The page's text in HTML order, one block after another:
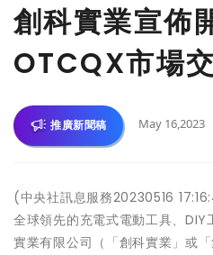
創科實業宣佈
OTCQX市場
推廣新聞稿 May 16,2023
(中央社訊息服務20230516
全球領先的充電式電動工具、
實業有限公司（「創科實業」或